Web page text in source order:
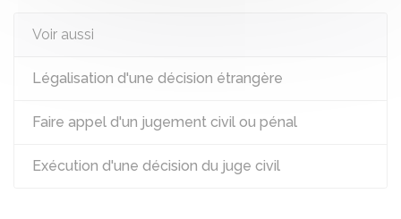
Voir aussi
Légalisation d'une décision étrangère
Faire appel d'un jugement civil ou pénal
Exécution d'une décision du juge civil